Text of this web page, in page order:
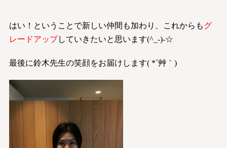
はい！ということで新しい仲間も加わり、これからもグ
レードアップしていきたいと思います(^_-)-☆
最後に鈴木先生の笑顔をお届けします( *´艸｀)